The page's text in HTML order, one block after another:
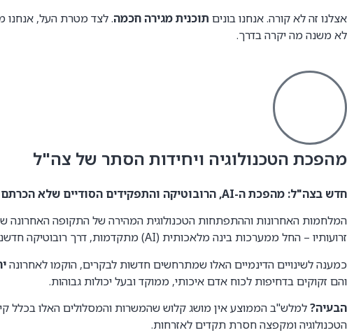
אצלנו זה לא קורה. אנחנו בונים תוכנית מגירה חכמה
לא משנה מה יקרה בדרך.
מהפכת הטכנולוגיה ויחידות הסתר של צה"ל
חדש בצה"ל: מהפכת ה-AI, הרובוטיקה והתפקידים הסודיים שלא הכרתם
המלחמות האחרונות וההתפתחות הטכנולוגית המהירה של התקופה האחרונה
זרועותיו – החל ממערכות בינה מלאכותית (AI) מתקדמות, דרך רובוטיקה חדשנית ועד לאמצעי לחימה ואיסוף טכנולוגיים מהשורה הראשונה.
כמענה לשינויים הדינמיים האלו שמתרחשים חדשות לבקרים, הוקמו לאחרונה
והם זקוקים בדחיפות לכוח אדם איכותי, ממוקד ובעל יכולות גבוהות.
הבעיה?למלש"ב הממוצע אין מושג קלוש שהמשרות והמסלולים האלו בכלל
הטכנולוגיה ומקפצה חסרת תקדים לאזרחות.